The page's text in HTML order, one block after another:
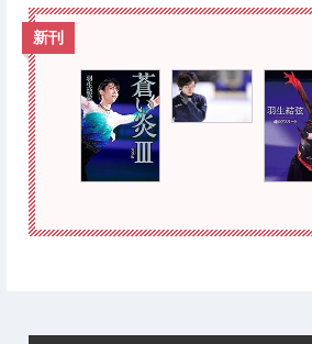
新刊